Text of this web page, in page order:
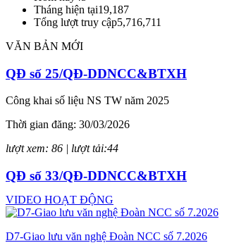
Tháng hiện tại19,187
Tổng lượt truy cập5,716,711
VĂN BẢN MỚI
QĐ số 25/QĐ-DDNCC&BTXH
Công khai số liệu NS TW năm 2025
Thời gian đăng: 30/03/2026
lượt xem: 86 | lượt tải:44
QĐ số 33/QĐ-DDNCC&BTXH
Công khai số liệu thực hiện NS tỉnh năm 2025
VIDEO HOẠT ĐỘNG
D7-Giao lưu văn nghệ Đoàn NCC số 7.2026